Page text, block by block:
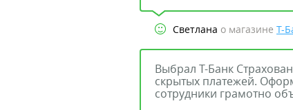
Светлана о магазине Т-
Выбрал Т-Банк
скрытых платежей.
сотрудники грамотно